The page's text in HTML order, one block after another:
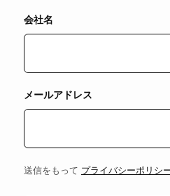
会社名
メールアドレス
送信をもって プライバシーポリシ